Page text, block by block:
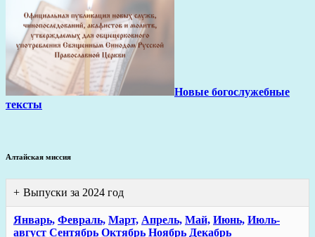
Новые богослужебные
тексты
Алтайская миссия
Выпуски за 2024 год
Январь, Февраль, Март, Апрель, Май, Июнь, Июль-
август Сентябрь Октябрь Ноябрь Декабрь